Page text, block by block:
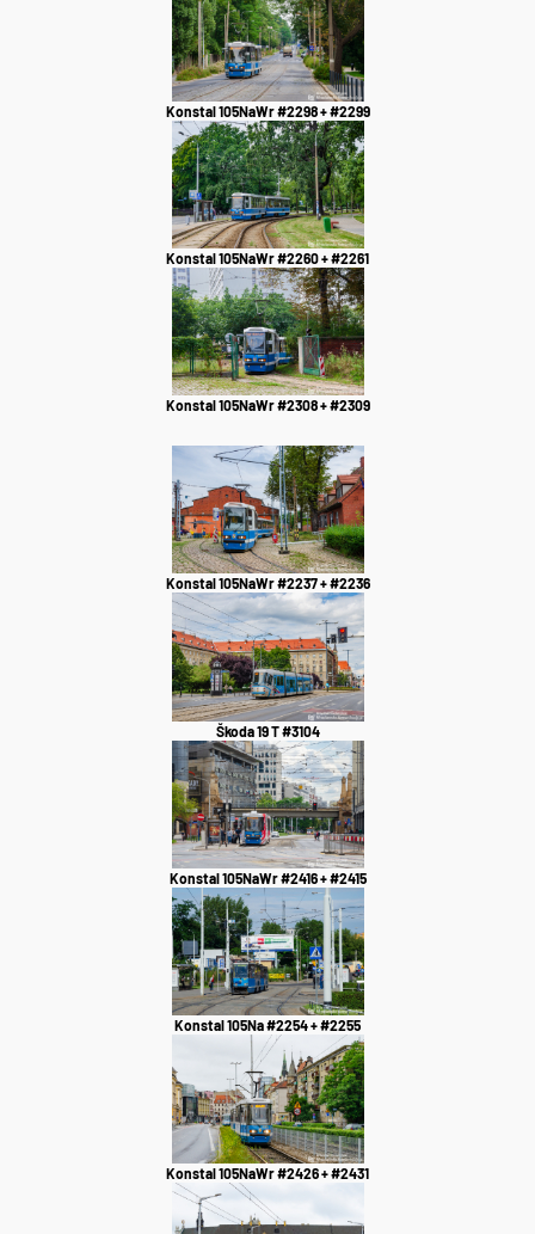
Konstal 105NaWr #2298 + #2299
Konstal 105NaWr #2260 + #2261
Konstal 105NaWr #2308 + #2309
Konstal 105NaWr #2237 + #2236
Škoda 19 T #3104
Konstal 105NaWr #2416 + #2415
Konstal 105Na #2254 + #2255
Konstal 105NaWr #2426 + #2431